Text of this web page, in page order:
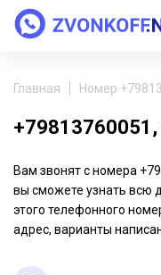
Главная Номер
+79813760051,
Вам звонят с номера
вы сможете узнать всю
этого телефонного
адрес, варианты